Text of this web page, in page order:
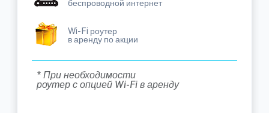
беспроводной интернет
Wi-Fi роутер
в аренду по акции
* При необходимости
роутер с опцией Wi-Fi в аренду